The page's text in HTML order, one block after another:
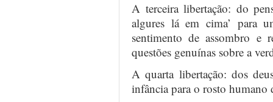
A terceira libertação: do
algures lá em cima’ para
sentimento de assombro e
questões genuínas sobre a
A quarta libertação: dos
infância para o rosto humano